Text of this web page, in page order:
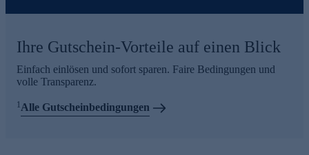
Ihre Gutschein-Vorteile auf einen Blick
Einfach einlösen und sofort sparen. Faire Bedingungen und
volle Transparenz.
1Alle Gutscheinbedingungen